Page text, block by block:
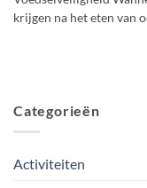
krijgen na het eten van
Categorieën
Activiteiten